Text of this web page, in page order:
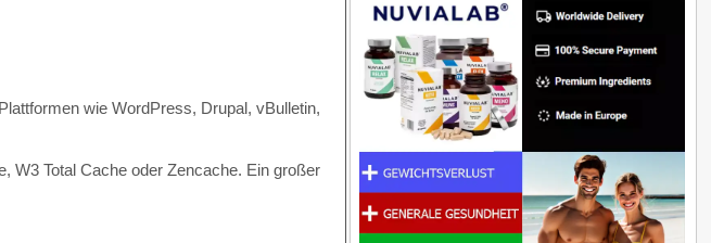
wie WordPress, Drupal, vBulletin,
W3 Total Cache oder Zencache. Ein großer